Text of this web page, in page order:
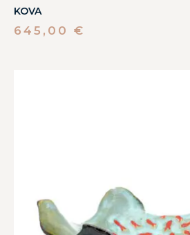
KOVA
645,00 €